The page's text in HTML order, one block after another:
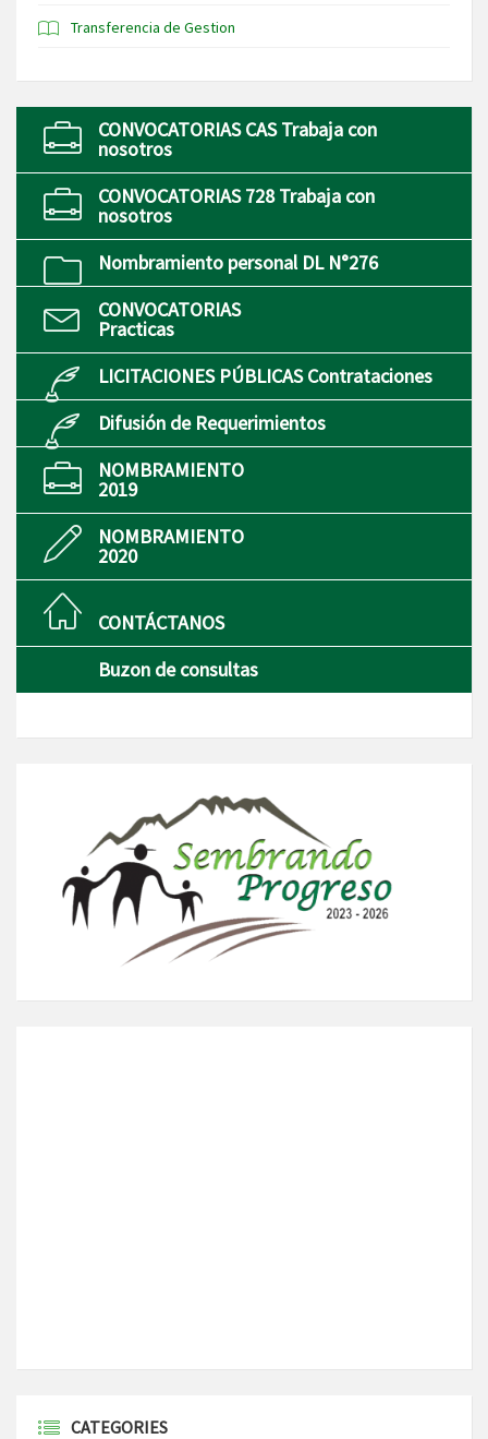
Transferencia de Gestion
CONVOCATORIAS CAS Trabaja con
nosotros
CONVOCATORIAS 728 Trabaja con
nosotros
Nombramiento personal DL N°276
CONVOCATORIAS
Practicas
LICITACIONES PÚBLICAS Contrataciones
Difusión de Requerimientos
NOMBRAMIENTO
2019
NOMBRAMIENTO
2020
CONTÁCTANOS
Buzon de consultas
CATEGORIES